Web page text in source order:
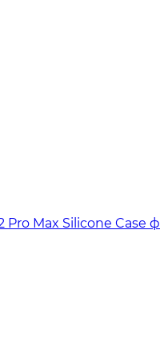
Pro Max Silicone Case